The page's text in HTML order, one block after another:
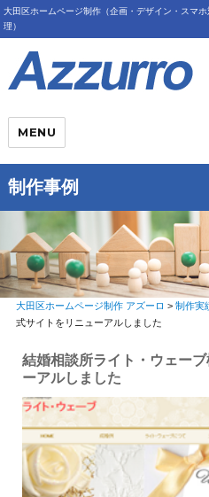
大田区ホームページ制作（企画・デザイン・スマ
理）
MENU
制作事例
大田区ホームページ制作 アズーロ > 制作実
式サイトをリニューアルしました
結婚相談所ライト・ウェー
ーアルしました